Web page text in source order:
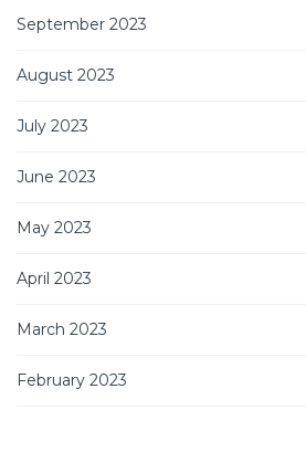
September 2023
August 2023
July 2023
June 2023
May 2023
April 2023
March 2023
February 2023